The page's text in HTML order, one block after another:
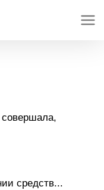
средств...